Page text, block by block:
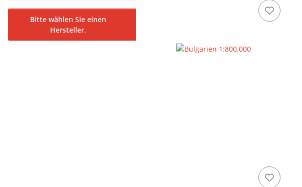
Bitte wählen Sie einen
Hersteller.